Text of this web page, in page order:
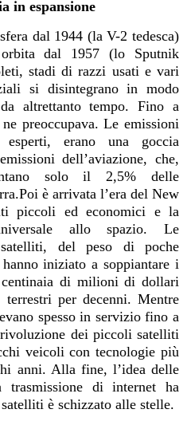
in espansione
dal 1944 (la V-2 tedesca)
dal 1957 (lo Sputnik
stadi di razzi usati e vari
si disintegrano in modo
altrettanto tempo. Fino a
preoccupava. Le emissioni
erano una goccia
dell’aviazione, che,
solo il 2,5% delle
è arrivata l’era del New
piccoli ed economici e la
allo spazio. Le
del peso di poche
iniziato a soppiantare i
centinaia di milioni di dollari
per decenni. Mentre
spesso in servizio fino a
dei piccoli satelliti
veicoli con tecnologie più
anni. Alla fine, l’idea delle
trasmissione di internet ha
è schizzato alle stelle.